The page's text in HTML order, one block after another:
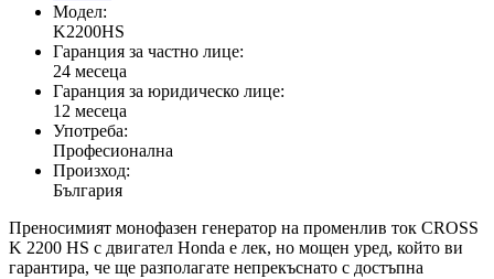
Модел:
K2200HS
Гаранция за частно лице:
24 месеца
Гаранция за юридическо лице:
12 месеца
Употреба:
Професионална
Произход:
България
Преносимият монофазен генератор на променлив ток CROSS
K 2200 HS с двигател Honda е лек, но мощен уред, който ви
гарантира, че ще разполагате непрекъснато с достъпна